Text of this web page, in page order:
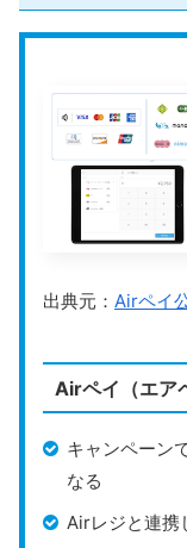
＼無料
入金サイクル
運営会社
スで、複数のキ
便利なシステム
舗のニーズに柔
決済データは自
出典元： Airペイ
Airペイ（エア
キャンペーン
なる
Airレジと連携